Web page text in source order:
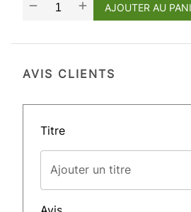
AJOUTER AU
AVIS CLIENTS
Titre
Ajouter un titre